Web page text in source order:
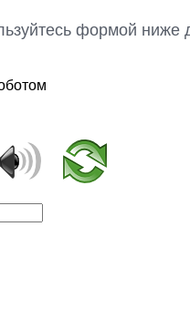
формой ниже